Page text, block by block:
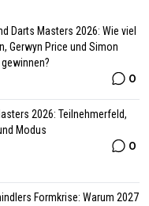
Darts Masters 2026: Wie viel
Gerwyn Price und Simon
0
2026: Teilnehmerfeld,
Modus
0
Formkrise: Warum 2027